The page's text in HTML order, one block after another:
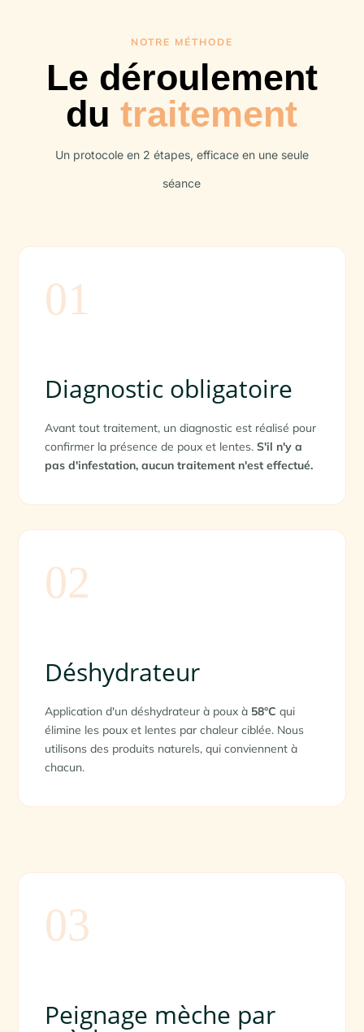
NOTRE MÉTHODE
Le déroulement
dutraitement
Un protocole en 2 étapes, efficace en une seule
séance
01
Diagnostic obligatoire
Avant tout traitement, un diagnostic est réalisé pour
confirmer la présence de poux et lentes.S'il n'y a
pas d'infestation, aucun traitement n'est effectué.
02
Déshydrateur
Application d'un déshydrateur à poux à 58°C qui
élimine les poux et lentes par chaleur ciblée. Nous
utilisons des produits naturels, qui conviennent à
chacun.
03
Peignage mèche par